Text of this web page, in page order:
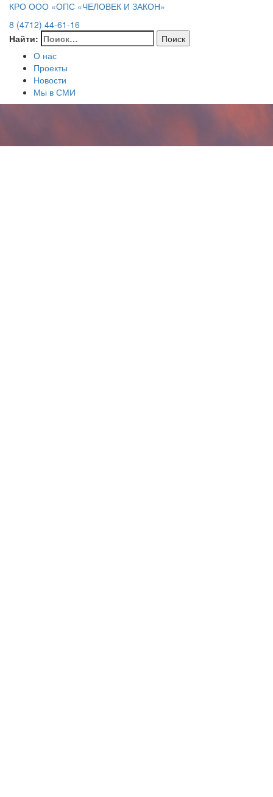
КРО ООО «ОПС «ЧЕЛОВЕК И ЗАКОН»
8 (4712) 44-61-16
Найти:
О нас
Проекты
Новости
Мы в СМИ